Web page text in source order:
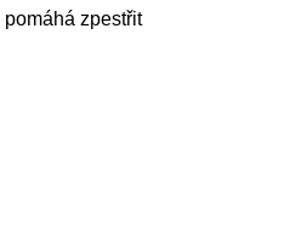
zpestřit